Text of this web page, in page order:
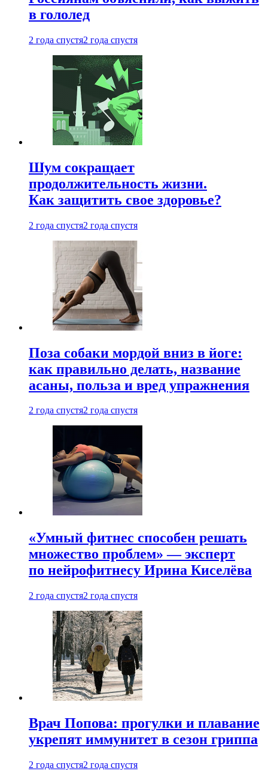
в гололед
2 года спустя2 года спустя
Шум сокращает
продолжительность жизни.
Как защитить свое здоровье?
2 года спустя2 года спустя
Поза собаки мордой вниз в йоге:
как правильно делать, название
асаны, польза и вред упражнения
2 года спустя2 года спустя
«Умный фитнес способен решать
множество проблем» — эксперт
по нейрофитнесу Ирина Киселёва
2 года спустя2 года спустя
Врач Попова: прогулки и плавание
укрепят иммунитет в сезон гриппа
2 года спустя2 года спустя